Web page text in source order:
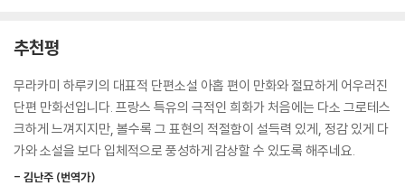
한 가지씩 들려주었다.”
‘하우스’에 갇혀 지내는 주인공 하바라. 그가 왜 은둔자가 되었는지는 베일
에 싸여 있다. ‘셰에라자드’라고 불리는 여성은 주기적으로 하바라를 찾아
와 음식과 옷, 읽을 책과 기타 필요한 것을 챙겨준다. 그리고 하바라와 나란
히 누워 이런저런 기묘한 이야기를 들려준다. 자신의 전생에 대한 기억, 학
창 시절 어느 남자아이를 좋아해 그의 빈집에 숨어 들어갔던 은밀한 사연
프랑스어권 국가의 만화책은 ‘방드 데시네(Bande Dessinee, 줄여서 B
D)’라 불리며 여타 국가의 만화와 다른 독자적 스타일을 자랑한다. 풍부한
대사와 내레이션, 미세한 부분도 놓치지 않는 정교한 그림으로 대중적 이
야기뿐 아니라 문학과 역사와 철학처럼 심도 있는 주제까지 폭넓게 다루는
추천평
무라카미 하루키의 대표적 단편소설 아홉 편이 만화와 절묘하게 어우러진
단편 만화선입니다. 프랑스 특유의 극적인 희화가 처음에는 다소 그로테스
크하게 느껴지지만, 볼수록 그 표현의 적절함이 설득력 있게, 정감 있게 다
가와 소설을 보다 입체적으로 풍성하게 감상할 수 있도록 해주네요.
- 김난주 (번역가)